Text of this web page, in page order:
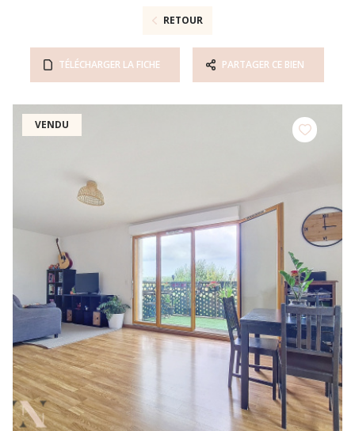
RETOUR
TÉLÉCHARGER LA FICHE PARTAGER CE BIEN
VENDU